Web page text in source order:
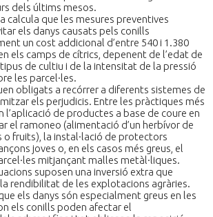
dels últims mesos.
calcula que les mesures preventives
els danys causats pels conills
un cost addicional d’entre 540 i 1.380
els camps de cítrics, depenent de l’edat de
de cultiu i de la intensitat de la pressió
les parcel·les.
obligats a recórrer a diferents sistemes de
els perjudicis. Entre les pràctiques més
de productes a base de coure en
el ramoneo (alimentació d’un herbívor de
fruits), la instal·lació de protectors
joves o, en els casos més greus, el
mitjançant malles metàl·liques.
suposen una inversió extra que
rendibilitat de les explotacions agràries.
els danys són especialment greus en les
els conills poden afectar el